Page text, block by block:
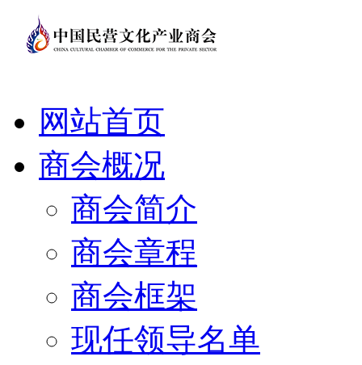
网站首页
商会概况
商会简介
商会章程
商会框架
现任领导名单